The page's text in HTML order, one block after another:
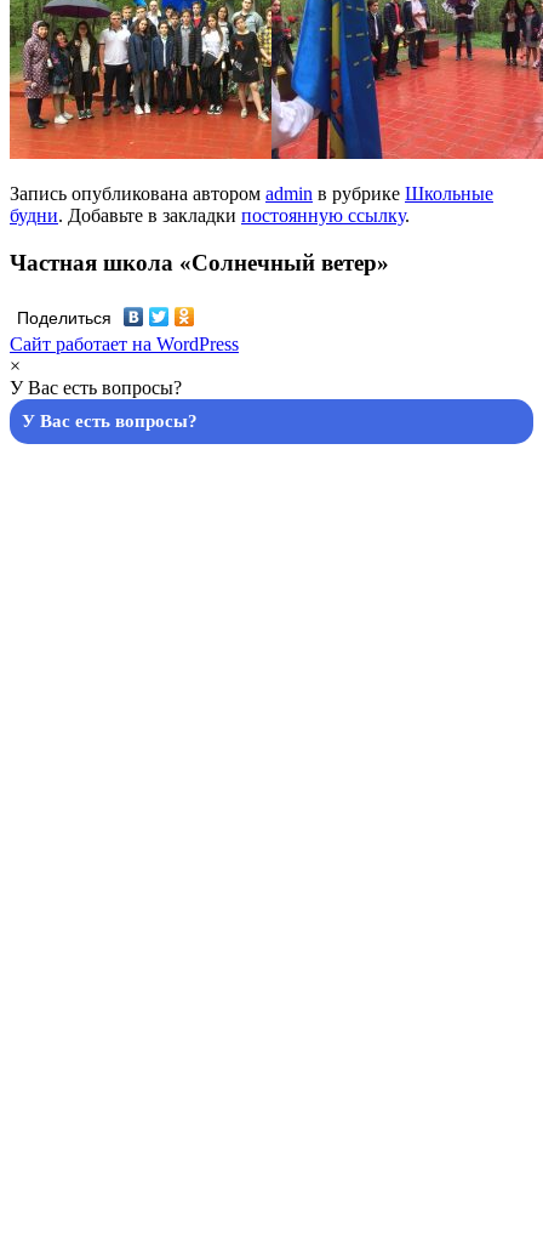
Запись опубликована автором admin в рубрике Школьные
будни. Добавьте в закладки постоянную ссылку.
Частная школа «Солнечный ветер»
Поделиться
Сайт работает на WordPress
×
У Вас есть вопросы?
У Вас есть вопросы?